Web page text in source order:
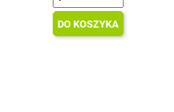
DO KOSZYKA